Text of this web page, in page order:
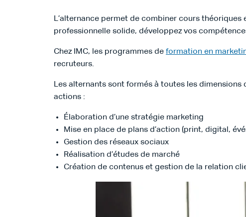
L’alternance permet de combiner cours
professionnelle solide, développez vos
Chez IMC, les programmes de formation en
recruteurs.
Les alternants sont formés à toutes les dimensions
actions :
Élaboration d’une stratégie marketing
Mise en place de plans d’action (print, digital,
Gestion des réseaux sociaux
Réalisation d’études de marché
Création de contenus et gestion de la relation